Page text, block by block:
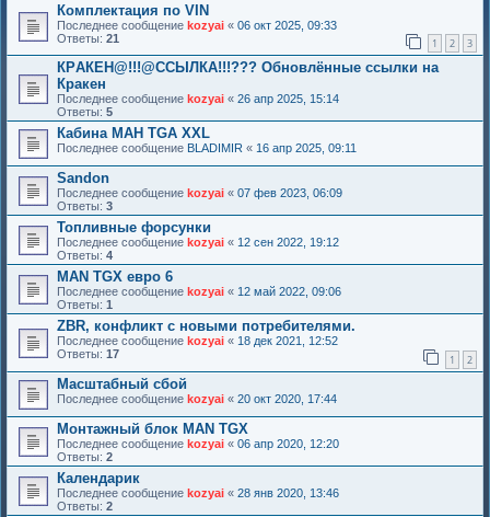
Комплектация по VIN
Последнее сообщение kozyai « 06 окт 2025, 09:33
Ответы: 21 1 2 3
КРAКЕН@!!!@ССЫЛКА!!!??? Обновлённые ссылки на
Крaкен
Последнее сообщение kozyai « 26 апр 2025, 15:14
Ответы: 5
Кабина МАН TGA XXL
Последнее сообщение BLADIMIR « 16 апр 2025, 09:11
Sandon
Последнее сообщение kozyai « 07 фев 2023, 06:09
Ответы: 3
Топливные форсунки
Последнее сообщение kozyai « 12 сен 2022, 19:12
Ответы: 4
MAN TGX евро 6
Последнее сообщение kozyai « 12 май 2022, 09:06
Ответы: 1
ZBR, конфликт с новыми потребителями.
Последнее сообщение kozyai « 18 дек 2021, 12:52
Ответы: 17 1 2
Масштабный сбой
Последнее сообщение kozyai « 20 окт 2020, 17:44
Монтажный блок MAN TGX
Последнее сообщение kozyai « 06 апр 2020, 12:20
Ответы: 2
Календарик
Последнее сообщение kozyai « 28 янв 2020, 13:46
Ответы: 2